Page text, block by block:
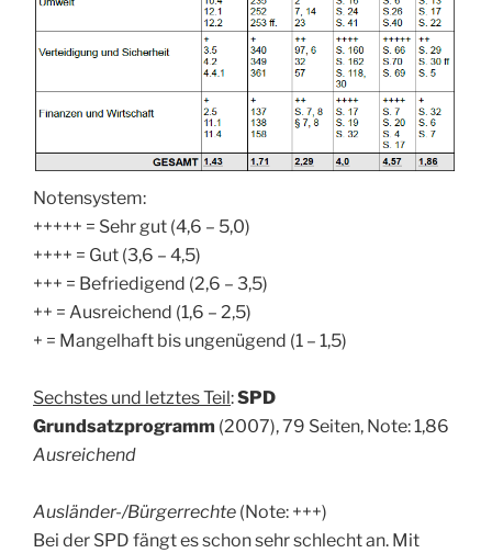
Notensystem:
+++++ = Sehr gut (4,6 – 5,0)
++++ = Gut (3,6 – 4,5)
+++ = Befriedigend (2,6 – 3,5)
++ = Ausreichend (1,6 – 2,5)
+ = Mangelhaft bis ungenügend (1 – 1,5)
Sechstes und letztes Teil:SPD
Grundsatzprogramm (2007), 79 Seiten, Note: 1,86
Ausreichend
Ausländer-/Bürgerrechte (Note: +++)
Bei der SPD fängt es schon sehr schlecht an. Mit